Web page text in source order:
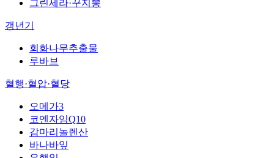
그린세라·꾸지뽕
갱년기
회화나무추출물
루바브
혈행·혈압·혈당
오메가3
코엔자임Q10
감마리놀렌산
바나바잎